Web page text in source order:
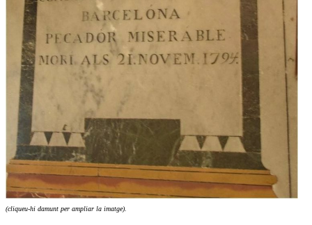
(cliqueu-hi damunt per ampliar la imatge).